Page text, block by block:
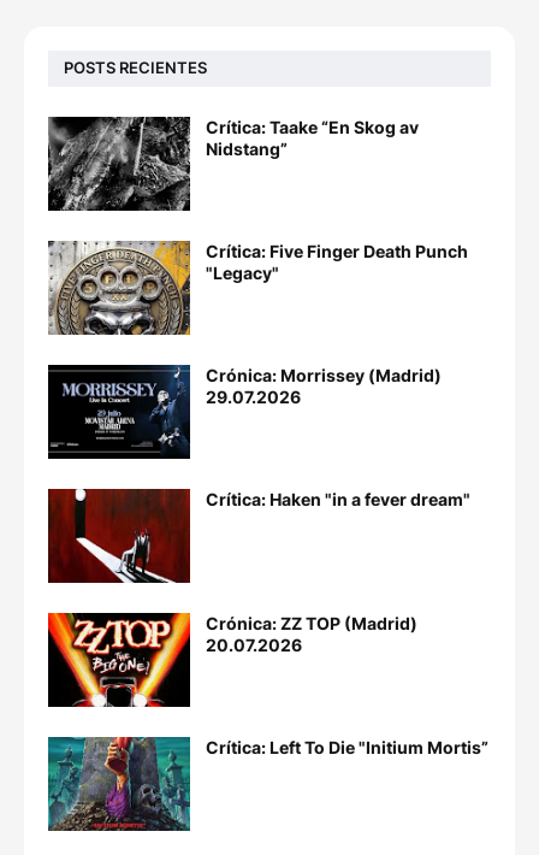
POSTS RECIENTES
Crítica: Taake “En Skog av
Nidstang”
Crítica: Five Finger Death Punch
"Legacy"
Crónica: Morrissey (Madrid)
29.07.2026
Crítica: Haken "in a fever dream"
Crónica: ZZ TOP (Madrid)
20.07.2026
Crítica: Left To Die "Initium Mortis”